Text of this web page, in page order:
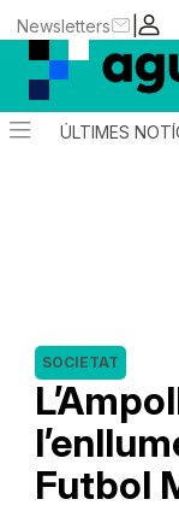
|
Newsletters
ÚLTIMES
Futbol
SOCIETAT